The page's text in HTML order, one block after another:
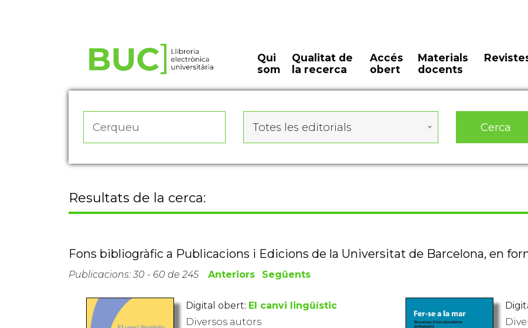
Qui
som
Qualitat de
la recerca
Accés
obert
Materials
docents
Totes les editorials Cerca
Resultats de la cerca:
Fons bibliogràfic a Publicacions i Edicions de la Universitat de Barcelona, en
Publicacions: 30 - 60 de 245 Anteriors Següents
Digital obert: El canvi lingüístic
Diversos autors